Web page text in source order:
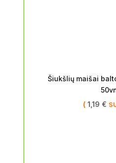
Šiukšlių maišai
( 1,19 €